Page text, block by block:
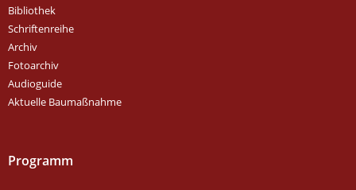
Bibliothek
Schriftenreihe
Archiv
Fotoarchiv
Audioguide
Aktuelle Baumaßnahme
Programm